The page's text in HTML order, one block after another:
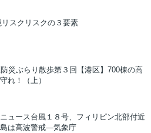
スク リスクの３要素
災ぶらり散歩第３回【港区】700棟の高
れ！（上）
ュース台風１８号、フィリピン北部付近
は高波警戒―気象庁